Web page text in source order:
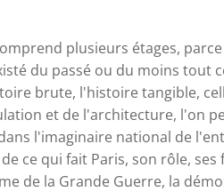
plusieurs étages,
du passé ou du moins tout
brute, l'histoire tangible,
et de l'architecture, l'on
l'imaginaire national de
ce qui fait Paris, son rôle,
de la Grande Guerre, la